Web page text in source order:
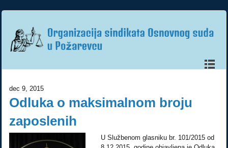
dec 9, 2015
Odluka o maksimalnom broju
zaposlenih
U Službenom glasniku br. 101/2015 od